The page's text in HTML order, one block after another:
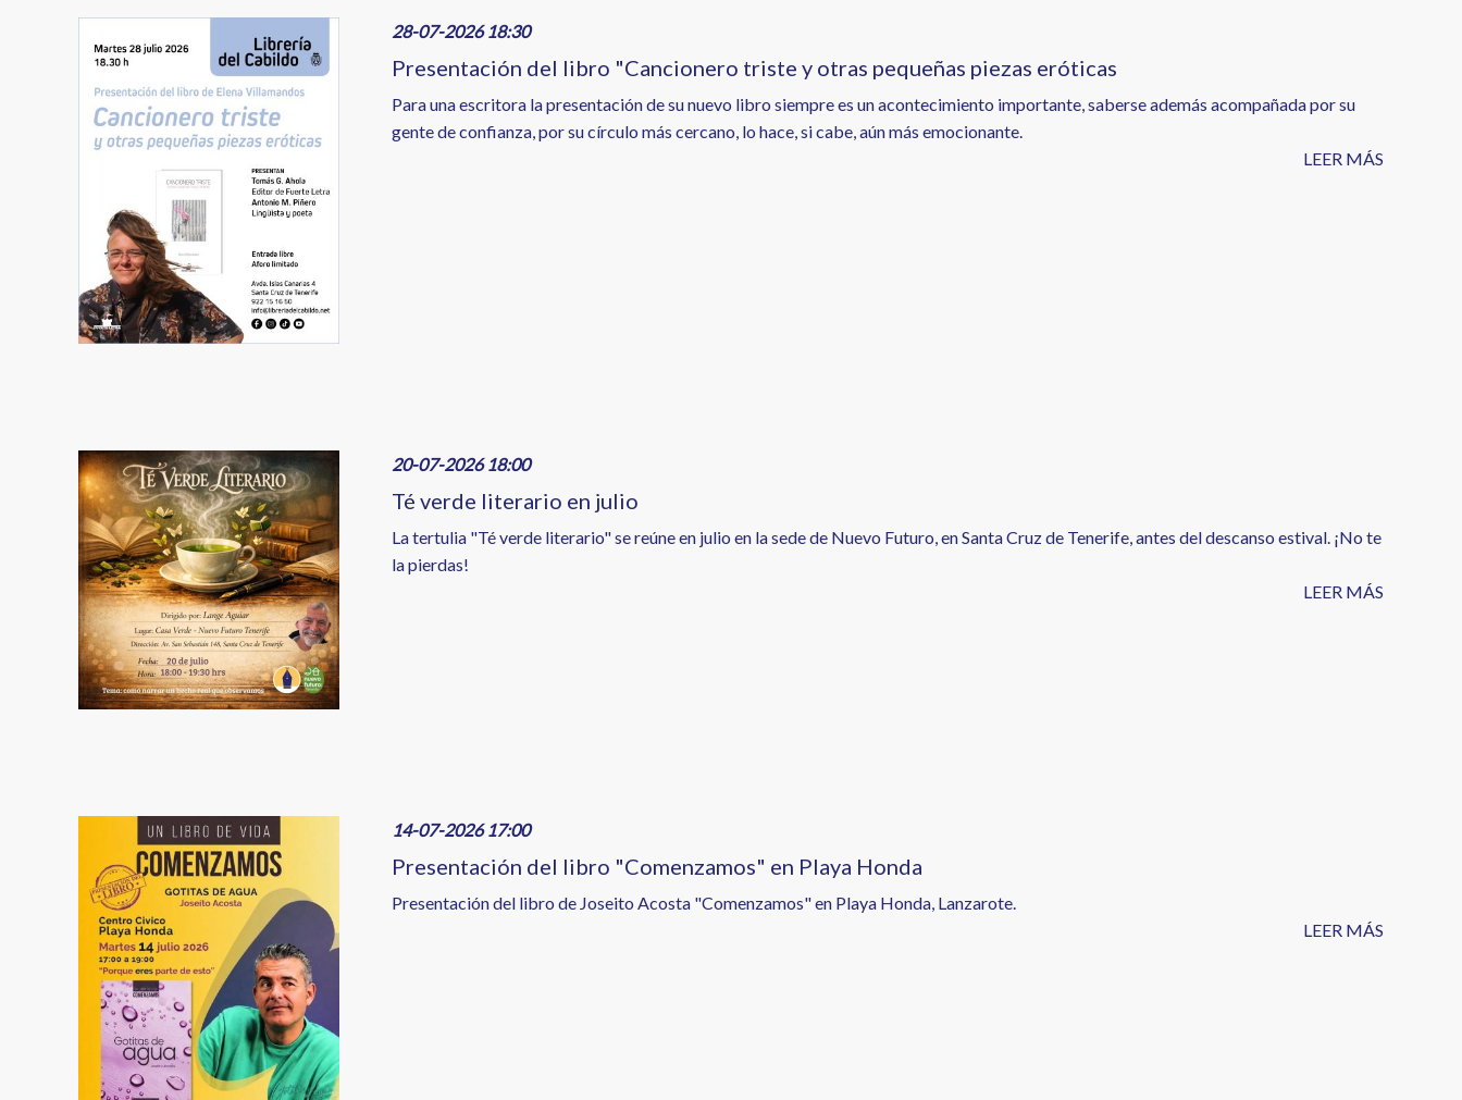
28-07-2026 18:30
Presentación del libro "Cancionero triste y otras pequeñas piezas eróticas
Para una escritora la presentación de su nuevo libro siempre es un acontecimiento importante, saberse además acompañada por su
gente de confianza, por su círculo más cercano, lo hace, si cabe, aún más emocionante.
LEER MÁS
Image 20-07-2026 18:00
Té verde literario en julio
La tertulia "Té verde literario" se reúne en julio en la sede de Nuevo Futuro, en Santa Cruz de Tenerife, antes del descanso estival. ¡No te
la pierdas!
LEER MÁS
14-07-2026 17:00
Presentación del libro "Comenzamos" en Playa Honda
Presentación del libro de Joseito Acosta "Comenzamos" en Playa Honda, Lanzarote.
LEER MÁS